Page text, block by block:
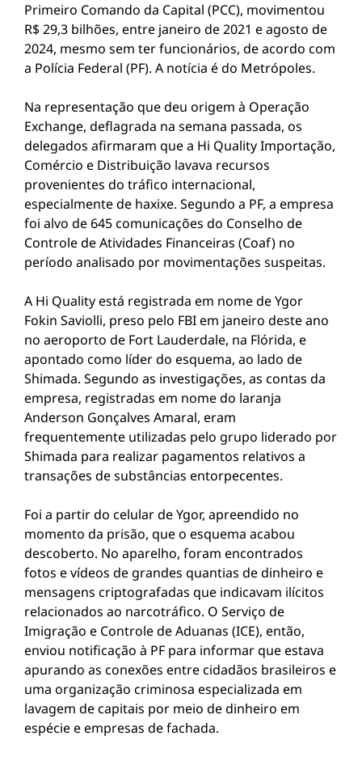
Primeiro Comando da Capital (PCC), movimentou
R$ 29,3 bilhões, entre janeiro de 2021 e agosto de
2024, mesmo sem ter funcionários, de acordo com
a Polícia Federal (PF). A notícia é do Metrópoles.
Na representação que deu origem à Operação
Exchange, deflagrada na semana passada, os
delegados afirmaram que a Hi Quality Importação,
Comércio e Distribuição lavava recursos
provenientes do tráfico internacional,
especialmente de haxixe. Segundo a PF, a empresa
foi alvo de 645 comunicações do Conselho de
Controle de Atividades Financeiras (Coaf) no
período analisado por movimentações suspeitas.
A Hi Quality está registrada em nome de Ygor
Fokin Saviolli, preso pelo FBI em janeiro deste ano
no aeroporto de Fort Lauderdale, na Flórida, e
apontado como líder do esquema, ao lado de
Shimada. Segundo as investigações, as contas da
empresa, registradas em nome do laranja
Anderson Gonçalves Amaral, eram
frequentemente utilizadas pelo grupo liderado por
Shimada para realizar pagamentos relativos a
transações de substâncias entorpecentes.
Foi a partir do celular de Ygor, apreendido no
momento da prisão, que o esquema acabou
descoberto. No aparelho, foram encontrados
fotos e vídeos de grandes quantias de dinheiro e
mensagens criptografadas que indicavam ilícitos
relacionados ao narcotráfico. O Serviço de
Imigração e Controle de Aduanas (ICE), então,
enviou notificação à PF para informar que estava
apurando as conexões entre cidadãos brasileiros e
uma organização criminosa especializada em
lavagem de capitais por meio de dinheiro em
espécie e empresas de fachada.